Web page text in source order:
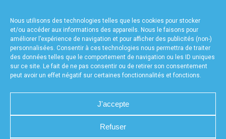
Nous utilisons des technologies telles que les cookies pour stocker
et/ou accéder aux informations des appareils. Nous le faisons pour
améliorer l’expérience de navigation et pour afficher des publicités (non-)
personnalisées. Consentir à ces technologies nous permettra de traiter
des données telles que le comportement de navigation ou les ID uniques
sur ce site. Le fait de ne pas consentir ou de retirer son consentement
peut avoir un effet négatif sur certaines fonctionnalités et fonctions.
J'accepte
Refuser